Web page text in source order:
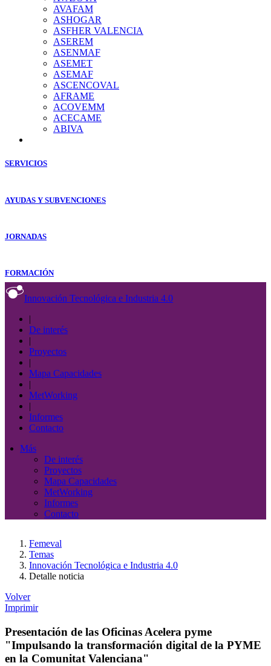
AVAFAM
ASHOGAR
ASFHER VALENCIA
ASEREM
ASENMAF
ASEMET
ASEMAF
ASCENCOVAL
AFRAME
ACOVEMM
ACECAME
ABIVA
SERVICIOS
AYUDAS Y SUBVENCIONES
JORNADAS
FORMACIÓN
Innovación Tecnológica e Industria 4.0
|
De interés
|
Proyectos
|
Mapa Capacidades
|
MetWorking
|
Informes
Contacto
Más
De interés
Proyectos
Mapa Capacidades
MetWorking
Informes
Contacto
Femeval
Temas
Innovación Tecnológica e Industria 4.0
Detalle noticia
Volver
Imprimir
Presentación de las Oficinas Acelera pyme
"Impulsando la transformación digital de la PYME
en la Comunitat Valenciana"